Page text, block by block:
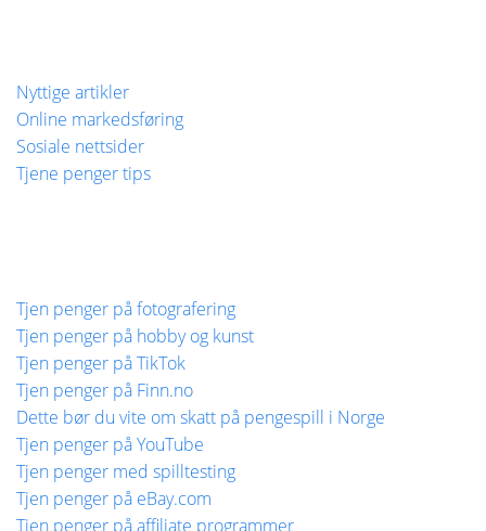
Nyttige artikler
Online markedsføring
Sosiale nettsider
Tjene penger tips
Tjen penger på fotografering
Tjen penger på hobby og kunst
Tjen penger på TikTok
Tjen penger på Finn.no
Dette bør du vite om skatt på pengespill i Norge
Tjen penger på YouTube
Tjen penger med spilltesting
Tjen penger på eBay.com
Tjen penger på affiliate programmer